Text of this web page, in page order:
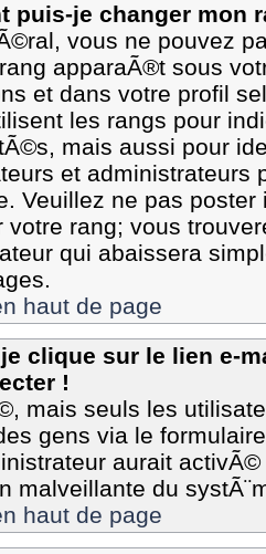
puis-je changer mon
vous ne pouvez
apparaÃ®t sous
et dans votre profil
les rangs pour
mais aussi pour
et administrateurs
Veuillez ne pas
votre rang; vous
qui abaissera
haut de page
clique sur le lien e-
!
mais seuls les
gens via le
aurait
malveillante du
haut de page